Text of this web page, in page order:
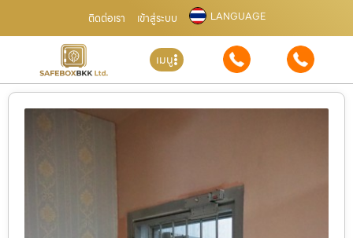
ติดต่อเรา เข้าสู่ระบบ LANGUAGE
เมนู